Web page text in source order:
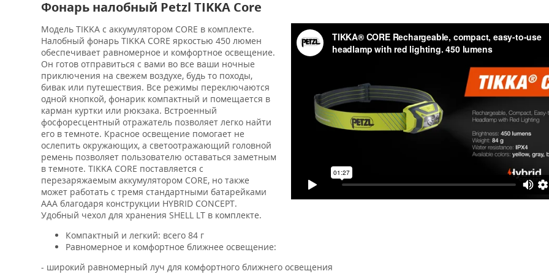
Фонарь налобный Petzl TIKKA Core
Модель TIKKA с аккумулятором CORE в комплекте.
Налобный фонарь TIKKA CORE яркостью 450 люмен
обеспечивает равномерное и комфортное освещение.
Он готов отправиться с вами во все ваши ночные
приключения на свежем воздухе, будь то походы,
бивак или путешествия. Все режимы переключаются
одной кнопкой, фонарик компактный и помещается в
карман куртки или рюкзака. Встроенный
фосфоресцентный отражатель позволяет легко найти
его в темноте. Красное освещение помогает не
ослепить окружающих, а светоотражающий головной
ремень позволяет пользователю оставаться заметным
в темноте. TIKKA CORE поставляется с
перезаряжаемым аккумулятором CORE, но также
может работать с тремя стандартными батарейками
ААА благодаря конструкции HYBRID CONCEPT.
Удобный чехол для хранения SHELL LT в комплекте.
Компактный и легкий: всего 84 г
Равномерное и комфортное ближнее освещение:
- широкий равномерный луч для комфортного ближнего освещения